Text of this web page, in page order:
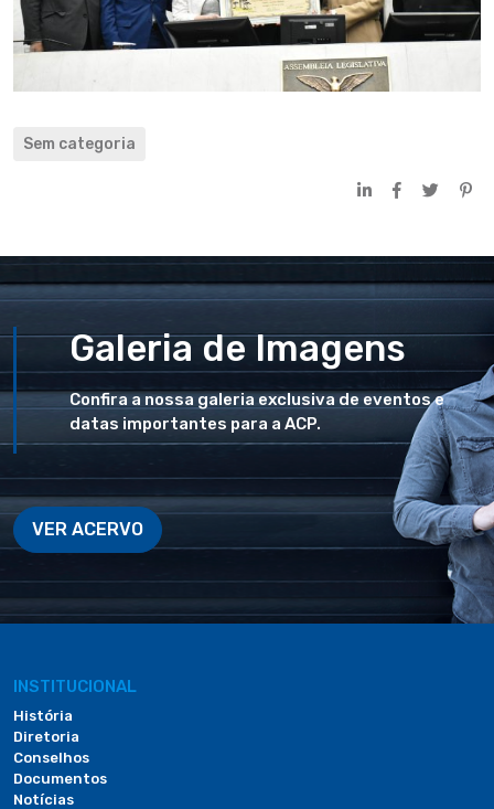
Sem categoria
Galeria de Imagens
Confira a nossa galeria exclusiva de eventos e
datas importantes para a ACP.
VER ACERVO
INSTITUCIONAL
História
Diretoria
Conselhos
Documentos
Notícias